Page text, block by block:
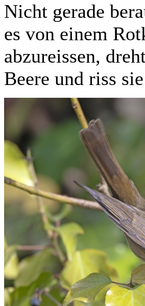
Nicht gerade
es von einem
abzureissen,
Beere und riss